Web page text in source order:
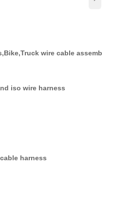
wire cable assembly
iso wire harness
harness